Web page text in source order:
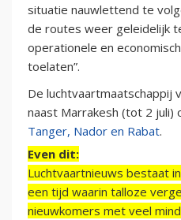
situatie nauwlettend te
de routes weer geleidelijk
operationele en
toelaten”.
De luchtvaartmaatschappij
naast Marrakesh (tot 2 juli)
Tanger, Nador en Rabat.
Even dit:
Luchtvaartnieuws bestaat
een tijd waarin talloze
nieuwkomers met veel